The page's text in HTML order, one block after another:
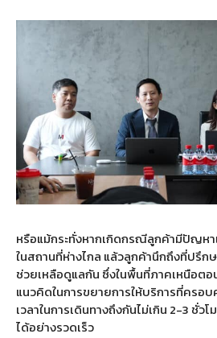
หรือแม้กระทั่งหากเกิดกรณีลูกค้ามีปัญหา
ในสถานที่ห่างไกล แล้วลูกค้านึกถึงที่ปรึก
ช่วยเหลือดูแลกัน ซึ่งในพื้นที่ภาคเหนือตอ
แนวคิดในการขยายการให้บริการที่ครอ
เวลาในการเดินทางถึงกันไม่เกิน 2-3ชั่วโ
ได้อย่างรวดเร็ว